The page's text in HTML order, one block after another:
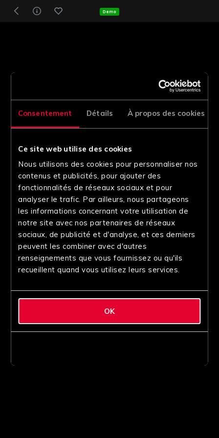
Consentement Détails À propos des cookies
Ce site web utilise des cookies
Nous utilisons des cookies pour personnaliser nos
contenus et publicités, pour ajouter des
fonctionnalités de réseaux sociaux et pour
analyser le trafic. Par ailleurs, nous partageons
les informations concernant votre utilisation de
notre site avec nos partenaires de réseaux
sociaux, de publicité et d'analyse, et ces derniers
peuvent les combiner avec d'autres
renseignements que vous fournissez ou qu'ils
recueillent quand vous utilisez leurs services.
OK
Demo